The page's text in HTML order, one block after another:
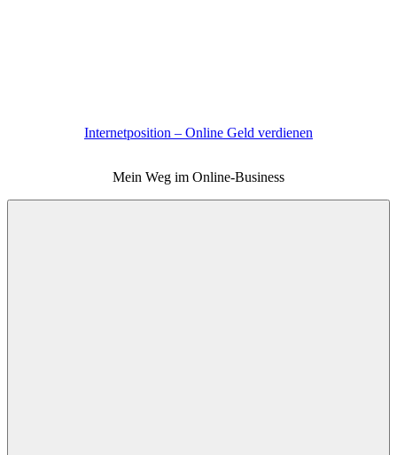
Internetposition – Online Geld verdienen
Mein Weg im Online-Business